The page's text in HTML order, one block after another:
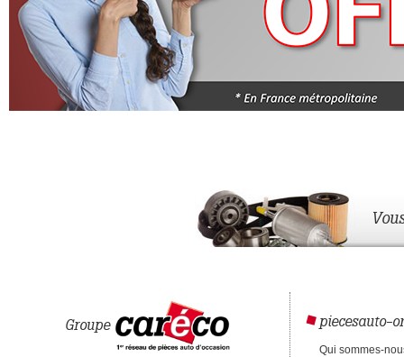
Groupe piecesauto-
Qui sommes-